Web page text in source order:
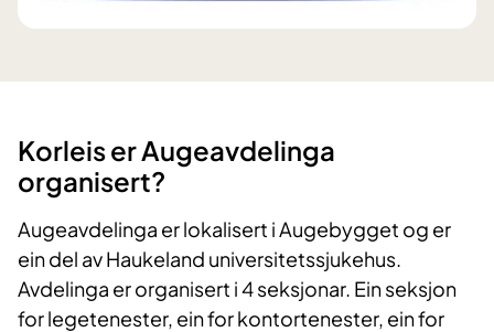
Korleis er Augeavdelinga
organisert?
Augeavdelinga er lokalisert i Augebygget og er
ein del av Haukeland universitetssjukehus.
Avdelinga er organisert i 4 seksjonar. Ein seksjon
for legetenester, ein for kontortenester, ein for